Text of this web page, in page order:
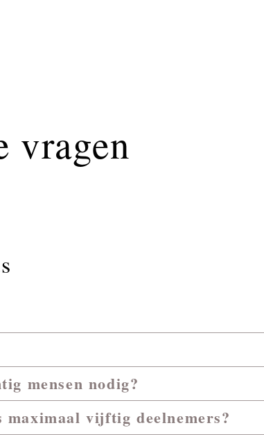
vragen
mensen nodig?
maximaal vijftig deelnemers?